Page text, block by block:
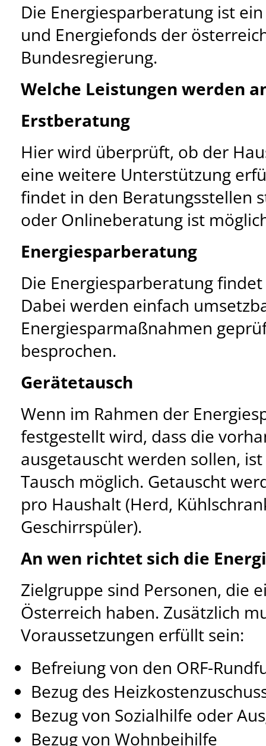
Die Energiesparberatung ist
und Energiefonds der
Bundesregierung.
Welche Leistungen werden
Erstberatung
Hier wird überprüft, ob der
eine weitere Unterstützung
findet in den Beratungsstellen
oder Onlineberatung ist
Energiesparberatung
Die Energiesparberatung
Dabei werden einfach
Energiesparmaßnahmen
besprochen.
Gerätetausch
Wenn im Rahmen der
festgestellt wird, dass die
ausgetauscht werden sollen,
Tausch möglich. Getauscht
pro Haushalt (Herd,
Geschirrspüler).
An wen richtet sich die
Zielgruppe sind Personen, die
Österreich haben. Zusätzlich
Voraussetzungen erfüllt sein:
Befreiung von den ORF-
Bezug des
Bezug von Sozialhilfe oder
Bezug von Wohnbeihilfe